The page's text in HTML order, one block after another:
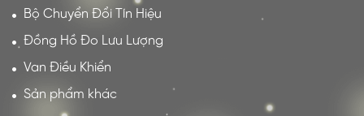
Bộ Chuyển Đổi Tín Hiệu
Đồng Hồ Đo Lưu Lượng
Van Điều Khiển
Sản phẩm khác